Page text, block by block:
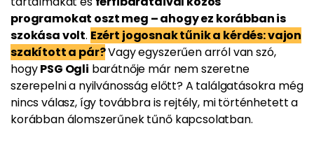
programokat oszt meg – ahogy ez korábban is
szokása volt. Ezért jogosnak tűnik a kérdés: vajon
szakított a pár?Vagy egyszerűen arról van szó,
hogyPSG Ogli barátnője már nem szeretne
szerepelni a nyilvánosság előtt? A találgatásokra még
nincs válasz, így továbbra is rejtély, mi történhetett a
korábban álomszerűnek tűnő kapcsolatban.